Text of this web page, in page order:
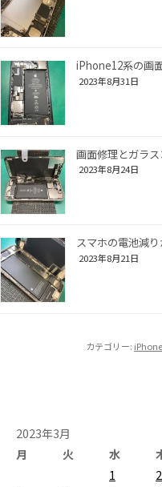
iPhone12系の画
2023年8月31日
画面修理とガラ
2023年8月24日
スマホの電池減り
2023年8月21日
カテゴリー:
2023年3月
月
火 水
1
2